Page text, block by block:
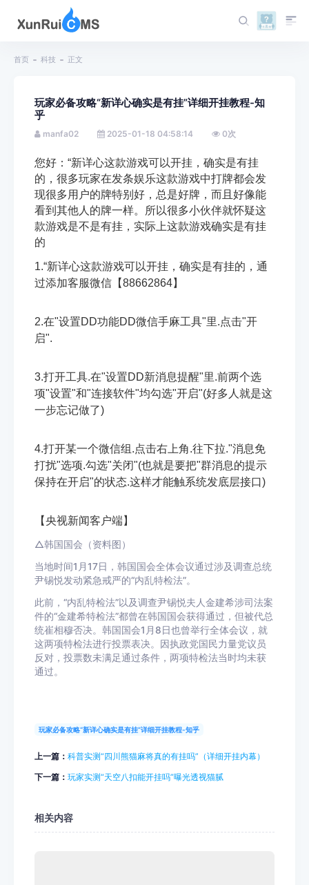
首页 科技 正文
玩家必备攻略“新详心确实是有挂”详细开挂教程-知
乎
manfa02 2025-01-18 04:58:14 0次
您好：“新详心这款游戏可以开挂，确实是有挂
的， 很多玩家在发条娱乐这款游戏中打牌都会发
现很多用户的牌特别好，总是好牌，而且好像能
看到其他人的牌一样。所以很多小伙伴就怀疑这
款游戏是不是有挂，实际上这款游戏确实是有挂
的
1.“新详心这款游戏可以开挂，确实是有挂的，通
过添加客服微信【88662864】
2.在"设置DD功能DD微信手麻工具"里.点击"开
启".
3.打开工具.在"设置DD新消息提醒"里.前两个选
项"设置"和"连接软件"均勾选"开启"(好多人就是这
一步忘记做了)
4.打开某一个微信组.点击右上角.往下拉."消息免
打扰"选项.勾选"关闭"(也就是要把"群消息的提示
保持在开启"的状态.这样才能触系统发底层接口)
【央视新闻客户端】
△韩国国会（资料图）
当地时间1月17日，韩国国会全体会议通过涉及调查总统
尹锡悦发动紧急戒严的“内乱特检法”。
此前，“内乱特检法”以及调查尹锡悦夫人金建希涉司法案
件的“金建希特检法”都曾在韩国国会获得通过，但被代总
统崔相穆否决。韩国国会1月8日也曾举行全体会议，就
这两项特检法进行投票表决。因执政党国民力量党议员
反对，投票数未满足通过条件，两项特检法当时均未获
通过。
玩家必备攻略“新详心确实是有挂”详细开挂教程-知乎
上一篇： 科普实测“四川熊猫麻将真的有挂吗”（详细开挂内幕）
下一篇： 玩家实测“天空八扣能开挂吗”曝光透视猫腻
相关内容